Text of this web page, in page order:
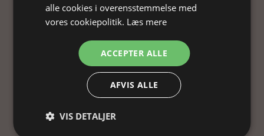
Få inspiration
Tilmeld dig vores nyhedsbrev og få
inspiration, gode tilbud og tips til din
smykkefremstilling.
Ved at tilmelde dig vores nyhedsbrev, accepterer
alle cookies i overensstemmelse med
vores cookiepolitik. Læs mere
ACCEPTER ALLE
AFVIS ALLE
VIS DETALJER